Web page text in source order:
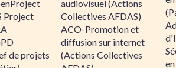
Project
de projets
audiovisuel (Actions
Collectives AFDAS)
ACO-Promotion et
diffusion sur internet
(Actions Collectives